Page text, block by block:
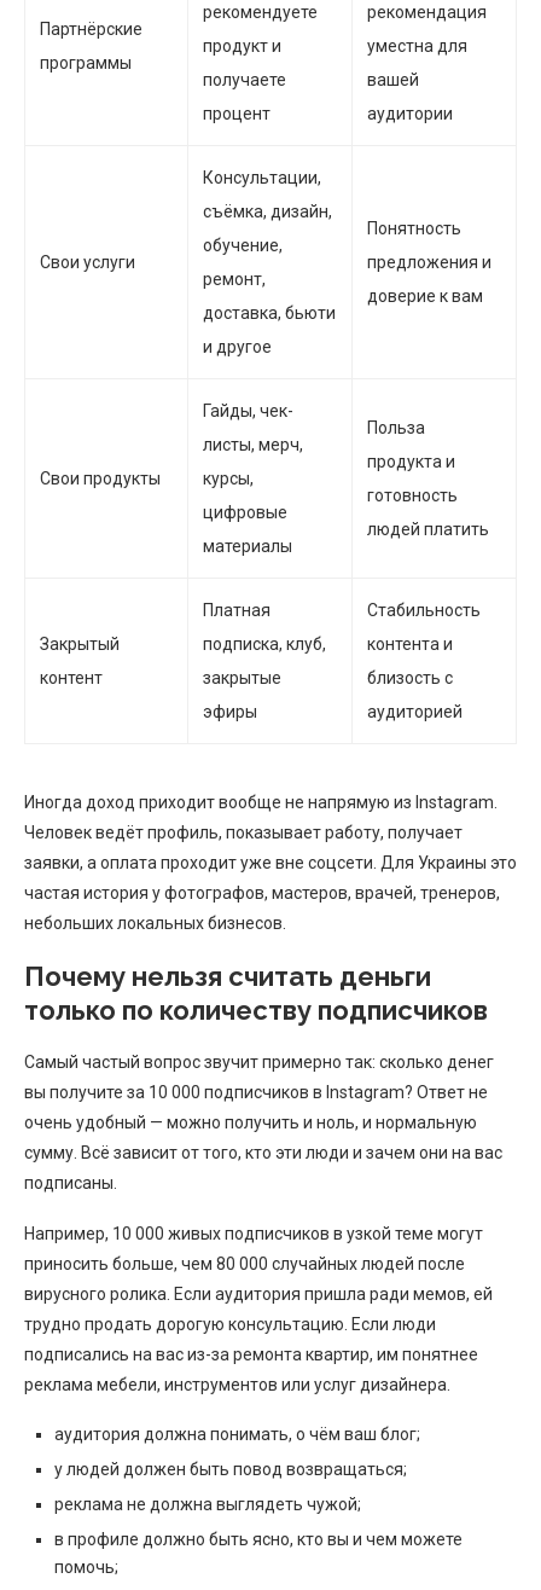
Партнёрские
программы
рекомендуете
продукт и
получаете
процент
рекомендация
уместна для
вашей
аудитории
Свои услуги
Консультации,
съёмка, дизайн,
обучение,
ремонт,
доставка, бьюти
и другое
Понятность
предложения и
доверие к вам
Свои продукты
Гайды, чек-
листы, мерч,
курсы,
цифровые
материалы
Польза
продукта и
готовность
людей платить
Закрытый
контент
Платная
подписка, клуб,
закрытые
эфиры
Стабильность
контента и
близость с
аудиторией
Иногда доход приходит вообще не напрямую из Instagram.
Человек ведёт профиль, показывает работу, получает
заявки, а оплата проходит уже вне соцсети. Для Украины это
частая история у фотографов, мастеров, врачей, тренеров,
небольших локальных бизнесов.
Почему нельзя считать деньги
только по количеству подписчиков
Самый частый вопрос звучит примерно так: сколько денег
вы получите за 10 000 подписчиков в Instagram? Ответ не
очень удобный — можно получить и ноль, и нормальную
сумму. Всё зависит от того, кто эти люди и зачем они на вас
подписаны.
Например, 10 000 живых подписчиков в узкой теме могут
приносить больше, чем 80 000 случайных людей после
вирусного ролика. Если аудитория пришла ради мемов, ей
трудно продать дорогую консультацию. Если люди
подписались на вас из-за ремонта квартир, им понятнее
реклама мебели, инструментов или услуг дизайнера.
аудитория должна понимать, о чём ваш блог;
у людей должен быть повод возвращаться;
реклама не должна выглядеть чужой;
в профиле должно быть ясно, кто вы и чем можете
помочь;